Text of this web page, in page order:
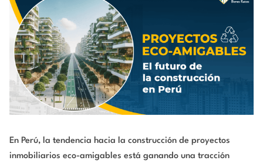
En Perú, la tendencia hacia la construcción de proyectos
inmobiliarios eco-amigables está ganando una tracción